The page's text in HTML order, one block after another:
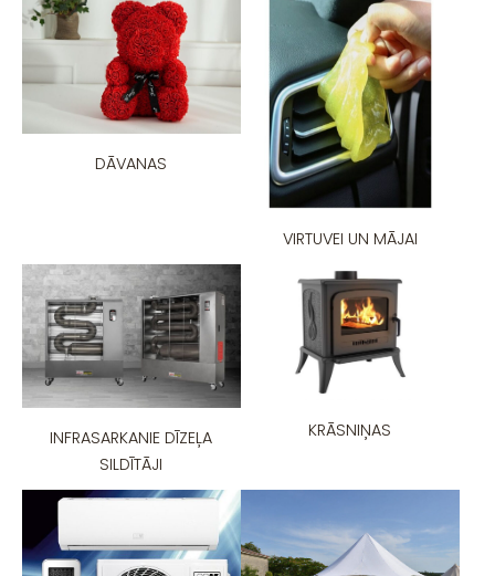
DĀVANAS
VIRTUVEI UN MĀJAI
INFRASARKANIE DĪZEĻA
SILDĪTĀJI
KRĀSNIŅAS